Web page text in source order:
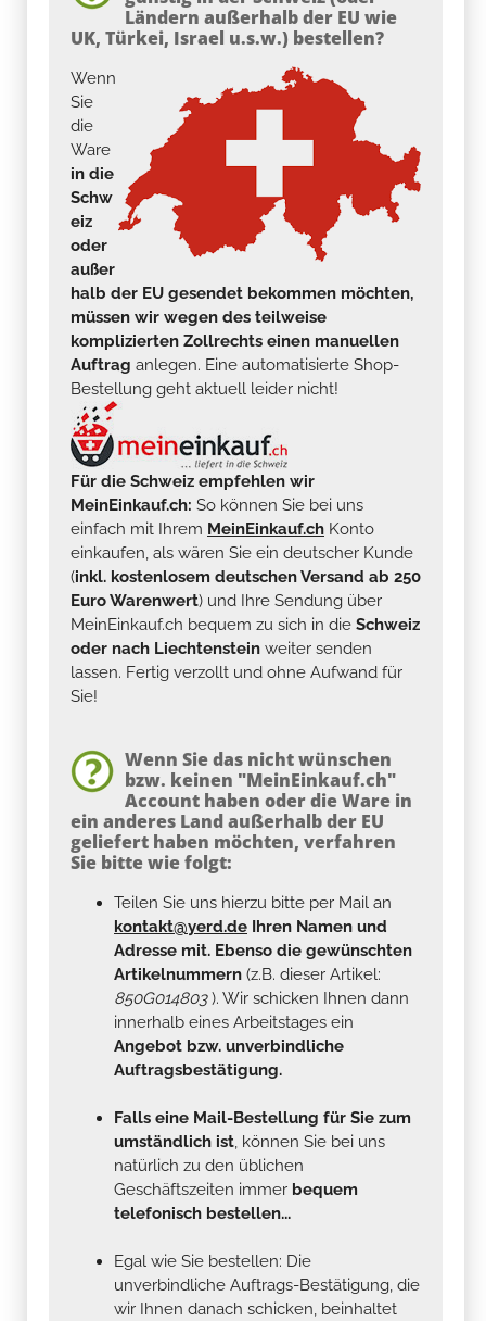
Ländern außerhalb der EU wie
UK, Türkei, Israel u.s.w.) bestellen?
Wenn
Sie
die
Ware
in die
Schw
eiz
oder
außer
halb der EU gesendet bekommen möchten,
müssen wir wegen des teilweise
komplizierten Zollrechts einen manuellen
Auftrag anlegen. Eine automatisierte Shop-
Bestellung geht aktuell leider nicht!
Für die Schweiz empfehlen wir
MeinEinkauf.ch: So können Sie bei uns
einfach mit Ihrem MeinEinkauf.ch Konto
einkaufen, als wären Sie ein deutscher Kunde
(inkl. kostenlosem deutschen Versand ab 250
Euro Warenwert) und Ihre Sendung über
MeinEinkauf.ch bequem zu sich in die Schweiz
oder nach Liechtenstein weiter senden
lassen. Fertig verzollt und ohne Aufwand für
Sie!
Wenn Sie das nicht wünschen
bzw. keinen "MeinEinkauf.ch"
Account haben oder die Ware in
ein anderes Land außerhalb der EU
geliefert haben möchten, verfahren
Sie bitte wie folgt:
Teilen Sie uns hierzu bitte per Mail an
kontakt@yerd.de Ihren Namen und
Adresse mit. Ebenso die gewünschten
Artikelnummern (z.B. dieser Artikel:
850G014803). Wir schicken Ihnen dann
innerhalb eines Arbeitstages ein
Angebot bzw. unverbindliche
Auftragsbestätigung.
Falls eine Mail-Bestellung für Sie zum
umständlich ist, können Sie bei uns
natürlich zu den üblichen
Geschäftszeiten immer bequem
telefonisch bestellen...
Egal wie Sie bestellen: Die
unverbindliche Auftrags-Bestätigung, die
wir Ihnen danach schicken, beinhaltet